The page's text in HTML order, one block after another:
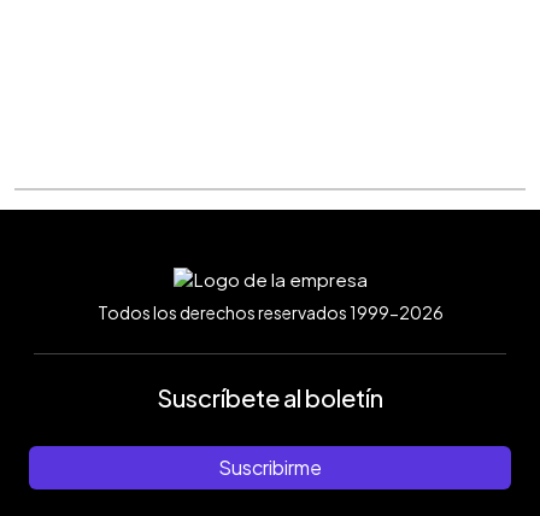
Todos los derechos reservados 1999-2026
Suscríbete al boletín
Suscribirme